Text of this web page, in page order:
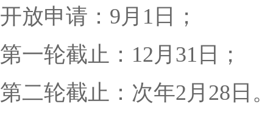
开放申请：9月1日；
第一轮截止：12月31日；
第二轮截止：次年2月28日